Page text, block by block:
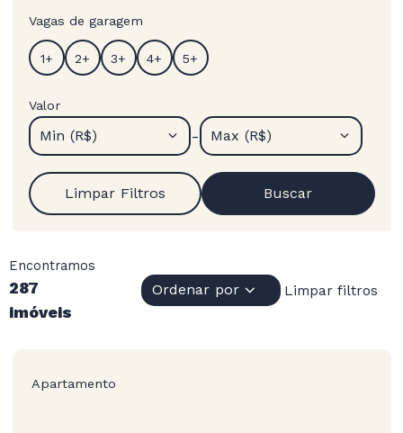
Vagas de garagem
Valor
Min (R$) - Max (R$)
Limpar Filtros Buscar
Encontramos
287
imóveis
Ordenar por Limpar filtros
Apartamento